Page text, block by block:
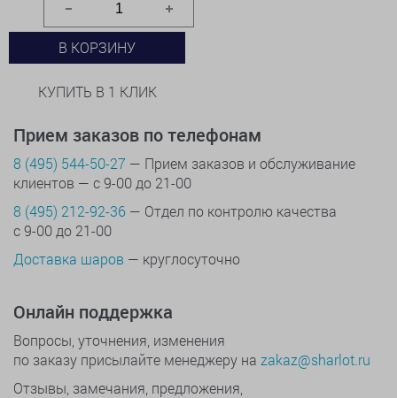
В КОРЗИНУ
КУПИТЬ В 1 КЛИК
Прием заказов по телефонам
8 (495) 544-50-27 — Прием заказов и обслуживание
клиентов — с 9-00 до 21-00
8 (495) 212-92-36 — Отдел по контролю качества
с 9-00 до 21-00
Доставка шаров — круглосуточно
Онлайн поддержка
Вопросы, уточнения, изменения
по заказу присылайте менеджеру на zakaz@sharlot.ru
Отзывы, замечания, предложения,